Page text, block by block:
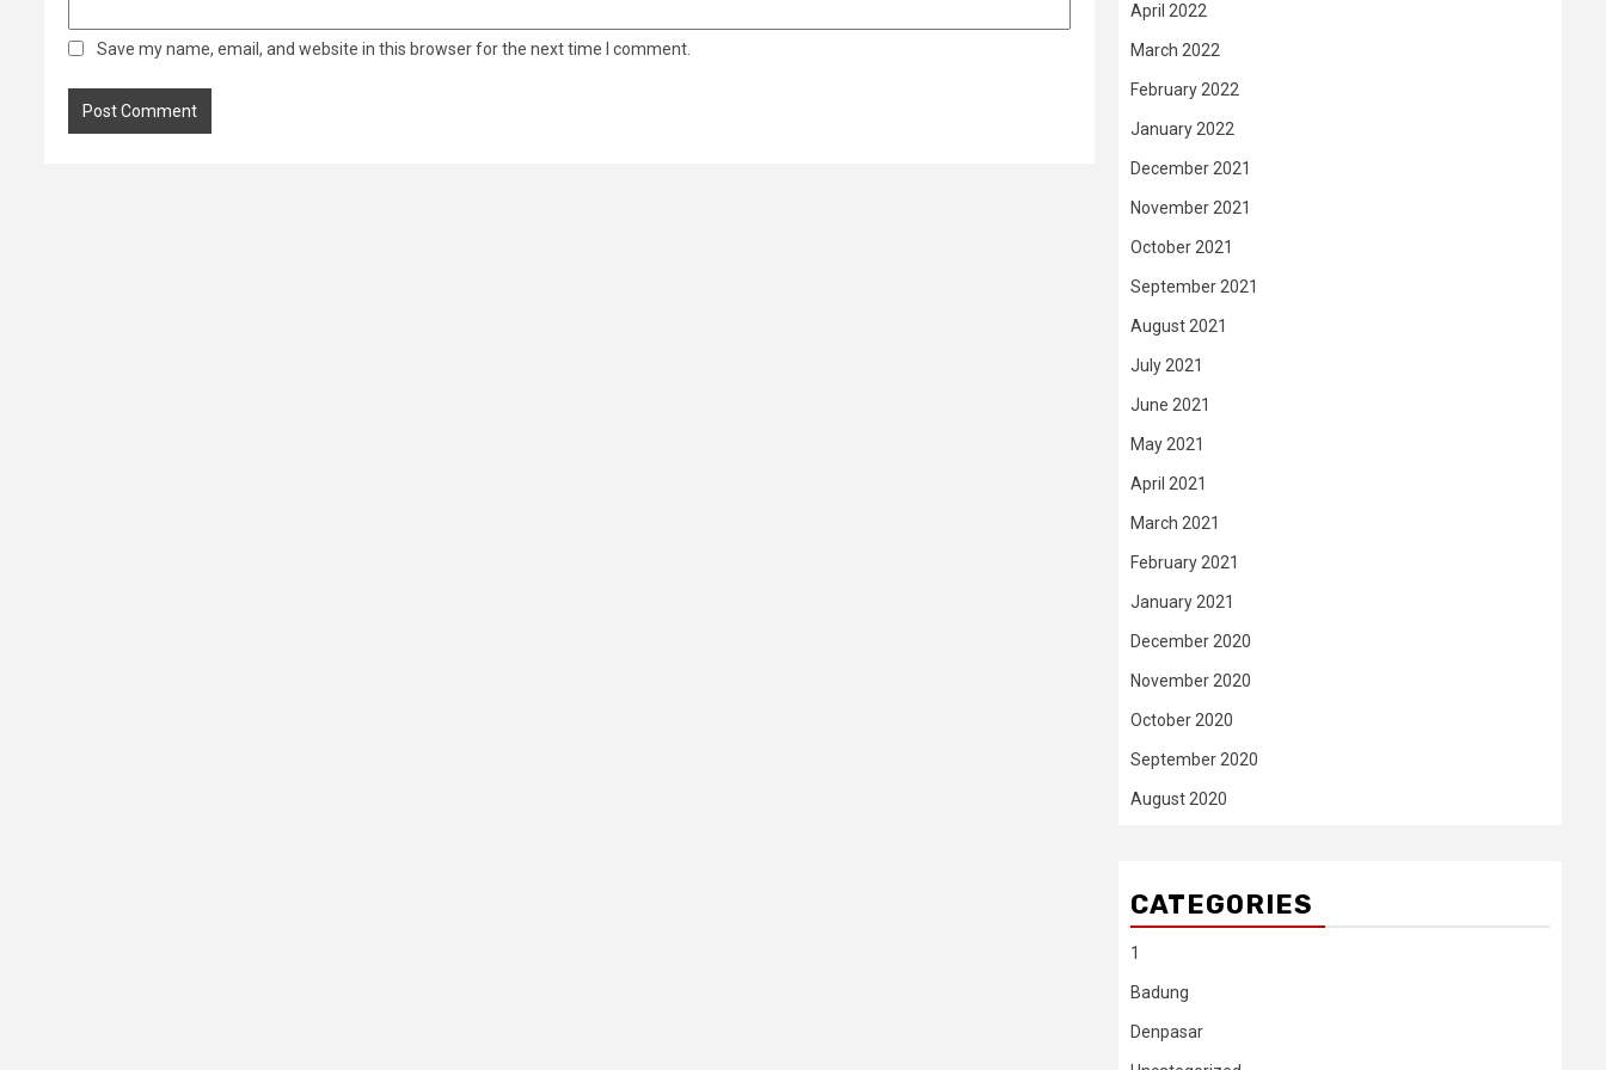
Save my name, email, and website in this browser for the next time I comment.
April 2022
March 2022
February 2022
January 2022
December 2021
November 2021
October 2021
September 2021
August 2021
July 2021
June 2021
May 2021
April 2021
March 2021
February 2021
January 2021
December 2020
November 2020
October 2020
September 2020
August 2020
CATEGORIES
1
Badung
Denpasar